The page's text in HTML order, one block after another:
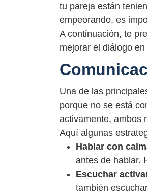
tu pareja están
empeorando, es
A continuación, te
mejorar el diálogo
Una de las
porque no se está
activamente, ambos
Aquí algunas
Hablar con
antes de hablar.
Escuchar
también